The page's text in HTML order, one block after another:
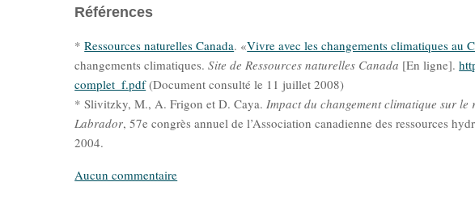
Références
*Ressources naturelles Canada. «Vivre avec les changements climatiques au
changements climatiques.Site de Ressources naturelles Canada [En ligne].
complet_f.pdf(Document consulté le 11 juillet 2008)
* Slivitzky, M., A. Frigon et D. Caya.Impact du changement climatique sur
Labrador, 57e congrès annuel de l’Association canadienne des ressources
2004.
Aucun commentaire